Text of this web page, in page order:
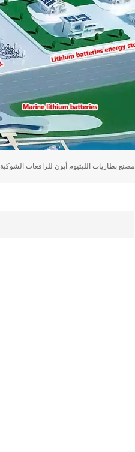
مصنع بطاريات الليثيوم أيون للرافعات الشوكية